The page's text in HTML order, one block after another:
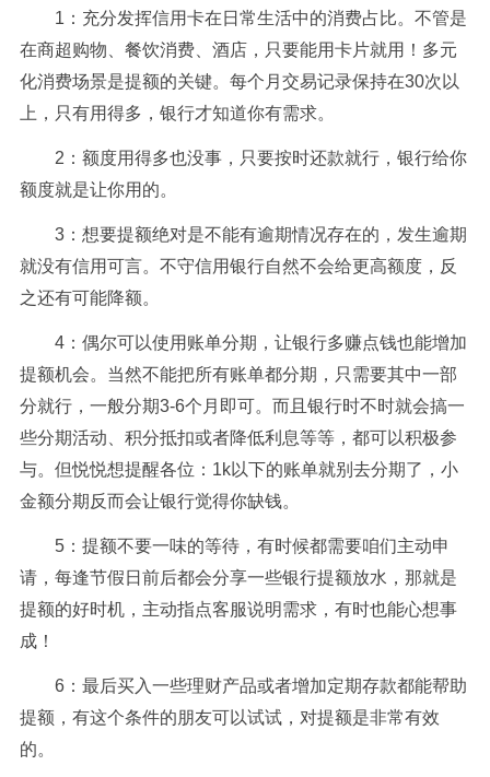
1：充分发挥信用卡在日常生活中的消费占比。不管是
在商超购物、餐饮消费、酒店，只要能用卡片就用！多元
化消费场景是提额的关键。每个月交易记录保持在30次以
上，只有用得多，银行才知道你有需求。
2：额度用得多也没事，只要按时还款就行，银行给你
额度就是让你用的。
3：想要提额绝对是不能有逾期情况存在的，发生逾期
就没有信用可言。不守信用银行自然不会给更高额度，反
之还有可能降额。
4：偶尔可以使用账单分期，让银行多赚点钱也能增加
提额机会。当然不能把所有账单都分期，只需要其中一部
分就行，一般分期3-6个月即可。而且银行时不时就会搞一
些分期活动、积分抵扣或者降低利息等等，都可以积极参
与。但悦悦想提醒各位：1k以下的账单就别去分期了，小
金额分期反而会让银行觉得你缺钱。
5：提额不要一味的等待，有时候都需要咱们主动申
请，每逢节假日前后都会分享一些银行提额放水，那就是
提额的好时机，主动指点客服说明需求，有时也能心想事
成！
6：最后买入一些理财产品或者增加定期存款都能帮助
提额，有这个条件的朋友可以试试，对提额是非常有效
的。